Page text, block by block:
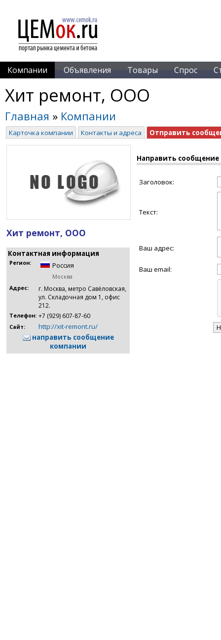
Компании Объявления Товары Спрос
Хит ремонт, ООО
Главная » Компании
Карточка компании Контакты и адреса Отправить
Хит ремонт, ООО
Контактная информация
Регион: Россия
Москва
Адрес:
г. Москва, метро Савёловская,
ул. Складочная дом 1, офис
212.
Телефон: +7 (929) 607-87-60
Сайт:
http://xit-remont.ru/
направить сообщение
компании
Направить
Заголовок:
Текст:
Ваш адрес:
Ваш email: